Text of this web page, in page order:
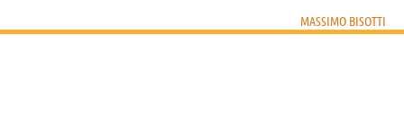
MASSIMO BISOTTI